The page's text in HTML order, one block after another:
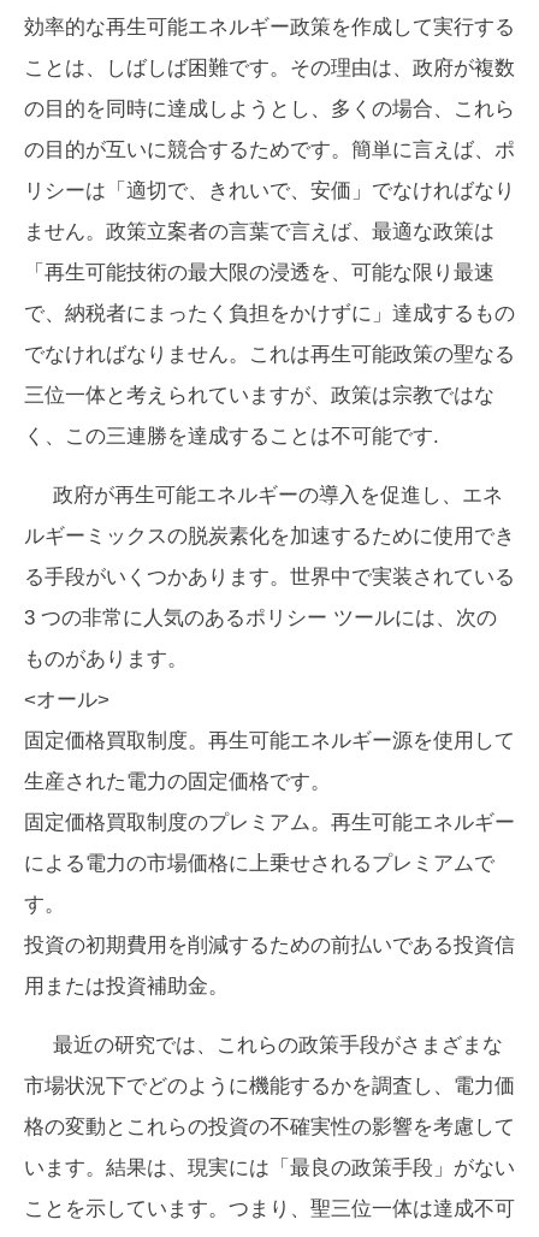
効率的な再生可能エネルギー政策を作成して実行する
ことは、しばしば困難です。その理由は、政府が複数
の目的を同時に達成しようとし、多くの場合、これら
の目的が互いに競合するためです。簡単に言えば、ポ
リシーは「適切で、きれいで、安価」でなければなり
ません。政策立案者の言葉で言えば、最適な政策は
「再生可能技術の最大限の浸透を、可能な限り最速
で、納税者にまったく負担をかけずに」達成するもの
でなければなりません。これは再生可能政策の聖なる
三位一体と考えられていますが、政策は宗教ではな
く、この三連勝を達成することは不可能です.
政府が再生可能エネルギーの導入を促進し、エネ
ルギーミックスの脱炭素化を加速するために使用でき
る手段がいくつかあります。世界中で実装されている
3 つの非常に人気のあるポリシー ツールには、次の
ものがあります。
<オール>
固定価格買取制度。再生可能エネルギー源を使用して
生産された電力の固定価格です。
固定価格買取制度のプレミアム。再生可能エネルギー
による電力の市場価格に上乗せされるプレミアムで
す。
投資の初期費用を削減するための前払いである投資信
用または投資補助金。
最近の研究では、これらの政策手段がさまざまな
市場状況下でどのように機能するかを調査し、電力価
格の変動とこれらの投資の不確実性の影響を考慮して
います。結果は、現実には「最良の政策手段」がない
ことを示しています。つまり、聖三位一体は達成不可